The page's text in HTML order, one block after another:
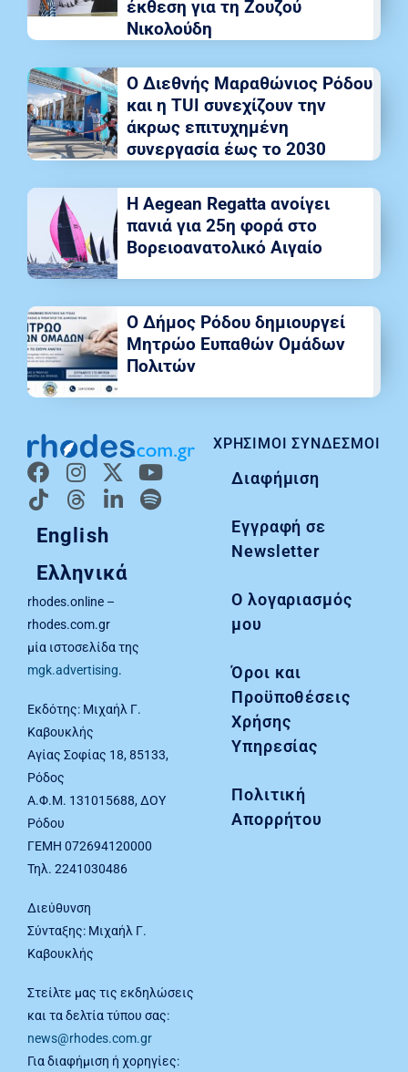
English
Ελληνικά
rhodes.online –
rhodes.com.gr
μία ιστοσελίδα της
mgk.advertising.
Εκδότης: Μιχαήλ Γ.
Καβουκλής
Αγίας Σοφίας 18, 85133,
Ρόδος
Α.Φ.Μ. 131015688, ΔΟΥ
Ρόδου
ΓΕΜΗ 072694120000
Τηλ. 2241030486
Διεύθυνση
Σύνταξης: Μιχαήλ Γ.
Καβουκλής
Στείλτε μας τις εκδηλώσεις
και τα δελτία τύπου σας:
news@rhodes.com.gr
Για διαφήμιση ή χορηγίες:
ΧΡΉΣΙΜΟΙ ΣΎΝΔΕΣΜΟΙ
Διαφήμιση
Εγγραφή σε
Newsletter
Ο λογαριασμός
μου
Όροι και
Προϋποθέσεις
Χρήσης
Υπηρεσίας
Πολιτική
Απορρήτου
έκθεση για τη Ζουζού
Νικολούδη
Ο Διεθνής Μαραθώνιος Ρόδου
και η TUI συνεχίζουν την
άκρως επιτυχημένη
συνεργασία έως το 2030
Η Aegean Regatta ανοίγει
πανιά για 25η φορά στο
Βορειοανατολικό Αιγαίο
Ο Δήμος Ρόδου δημιουργεί
Μητρώο Ευπαθών Ομάδων
Πολιτών